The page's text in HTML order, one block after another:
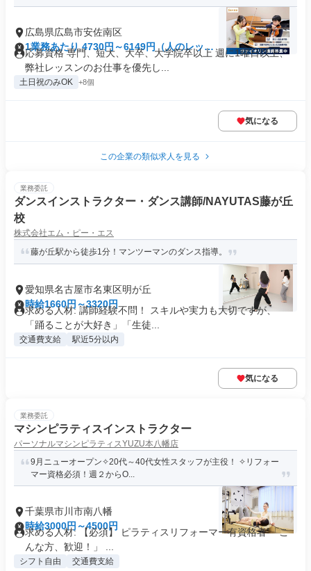
広島県広島市安佐南区
1業務あたり 4730円～6149円（人のレッス
ン 90分）
応募資格 専門、短大、大卒、大学院卒以上 週に1曜日以上、
弊社レッスンのお仕事を優先し...
土日祝のみOK +8個
気になる
この企業の類似求人を見る
業務委託
ダンスインストラクター・ダンス講師/NAYUTAS藤が丘
校
株式会社エム・ピー・エス
藤が丘駅から徒歩1分！マンツーマンのダンス指導。
愛知県名古屋市名東区明が丘
時給1660円～3320円
求める人材: 講師経験不問！ スキルや実力も大切ですが、
「踊ることが大好き」「生徒...
交通費支給 駅近5分以内
気になる
業務委託
マシンピラティスインストラクター
パーソナルマシンピラティスYUZU本八幡店
9月ニューオープン✧20代～40代女性スタッフが主役！ ✧リフォー
マー資格必須！週２からO...
千葉県市川市南八幡
時給3000円～4500円
求める人材: 【必須】 ピラティスリフォーマー有資格者 「こ
んな方、歓迎！」 ...
シフト自由 交通費支給